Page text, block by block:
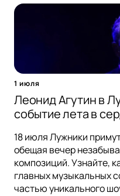
1 июля
Леонид Агутин в
событие лета в
18 июля Лужники
обещая вечер
композиций. Узнайте,
главных музыкальных
частью уникального